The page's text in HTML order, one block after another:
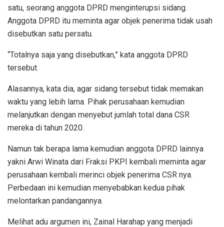
satu, seorang anggota DPRD menginterupsi sidang.
Anggota DPRD itu meminta agar objek penerima tidak usah
disebutkan satu persatu.
“Totalnya saja yang disebutkan,” kata anggota DPRD
tersebut.
Alasannya, kata dia, agar sidang tersebut tidak memakan
waktu yang lebih lama. Pihak perusahaan kemudian
melanjutkan dengan menyebut jumlah total dana CSR
mereka di tahun 2020.
Namun tak berapa lama kemudian anggota DPRD lainnya
yakni Arwi Winata dari Fraksi PKPI kembali meminta agar
perusahaan kembali merinci objek penerima CSR nya.
Perbedaan ini kemudian menyebabkan kedua pihak
melontarkan pandangannya.
Melihat adu argumen ini, Zainal Harahap yang menjadi